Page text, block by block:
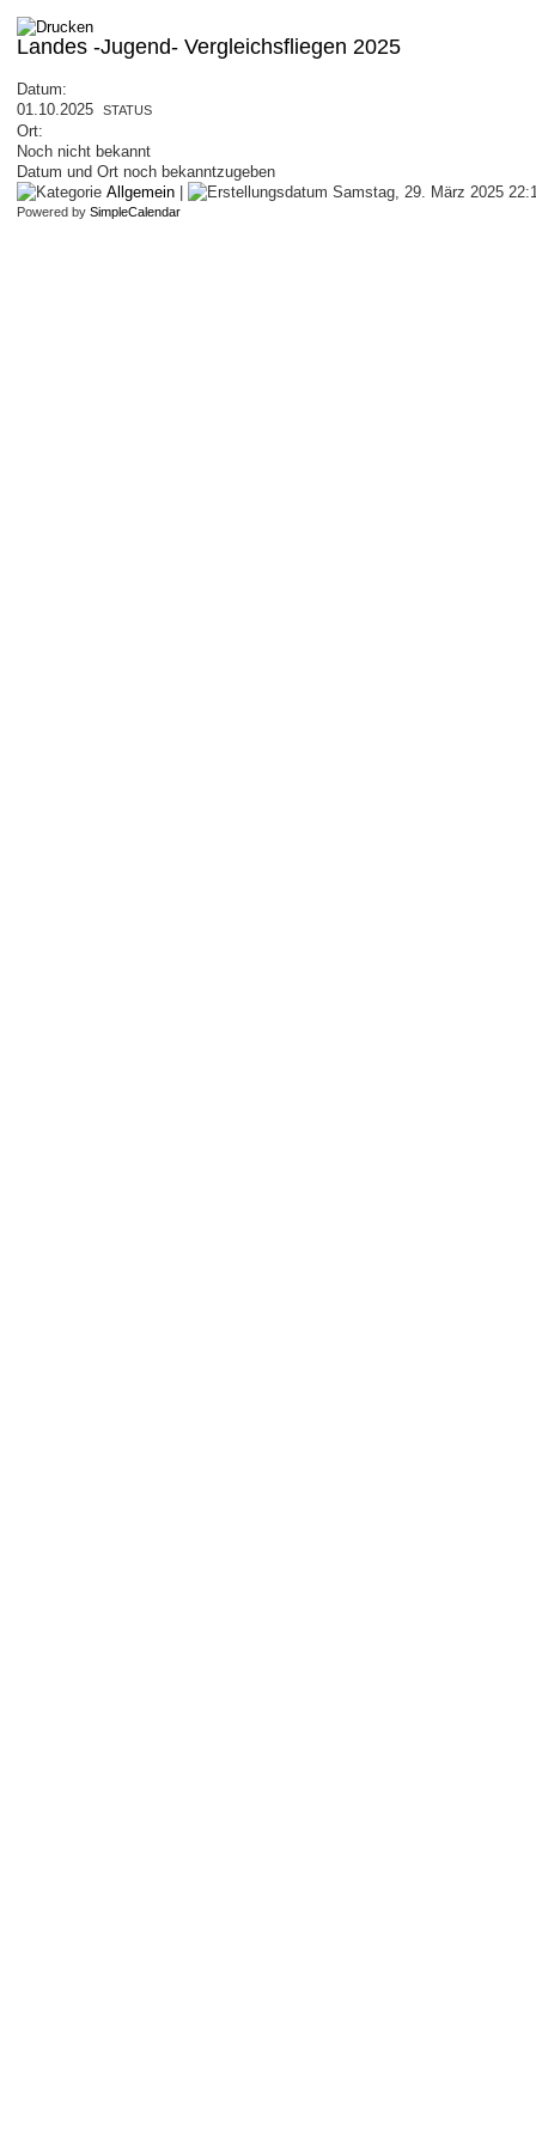
Landes -Jugend- Vergleichsfliegen 2025
Datum:
01.10.2025
STATUS
Ort:
Noch nicht bekannt
Datum und Ort noch bekanntzugeben
Allgemein
Samstag, 29. März 2025
Powered by SimpleCalendar